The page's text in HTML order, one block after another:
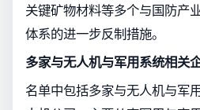
关键矿物材料等多个与国防产
体系的进一步反制措施。
多家与无人机与军用系统相关
名单中包括多家与无人机与军